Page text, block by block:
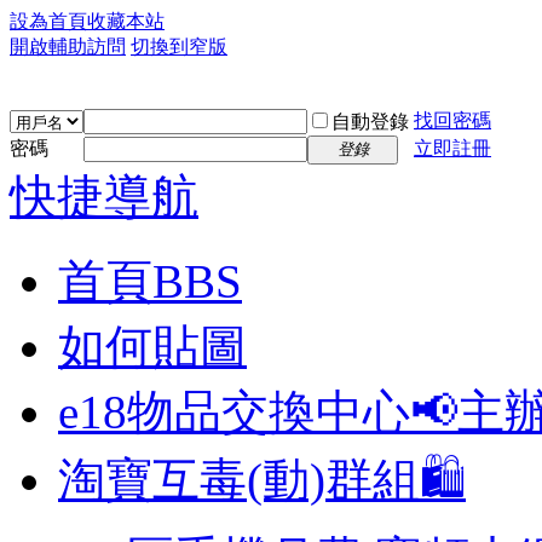
設為首頁收藏本站
開啟輔助訪問 切換到窄版
自動登錄 找回密碼
密碼
登錄 立即註冊
快捷導航
首頁BBS
如何貼圖
e18物品交換中心📢主
淘寶互毒(動)群組🛍️